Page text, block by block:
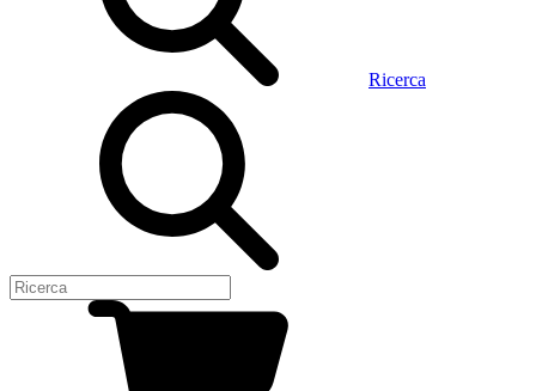
Ricerca